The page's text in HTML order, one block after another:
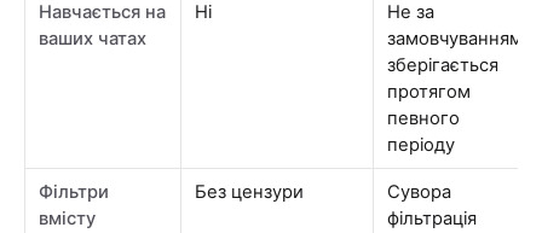
Навчається на
ваших чатах
Ні
Не за
замовчуванням;
зберігається
протягом
певного
періоду
Фільтри
вмісту
Без цензури
Сувора
фільтрація